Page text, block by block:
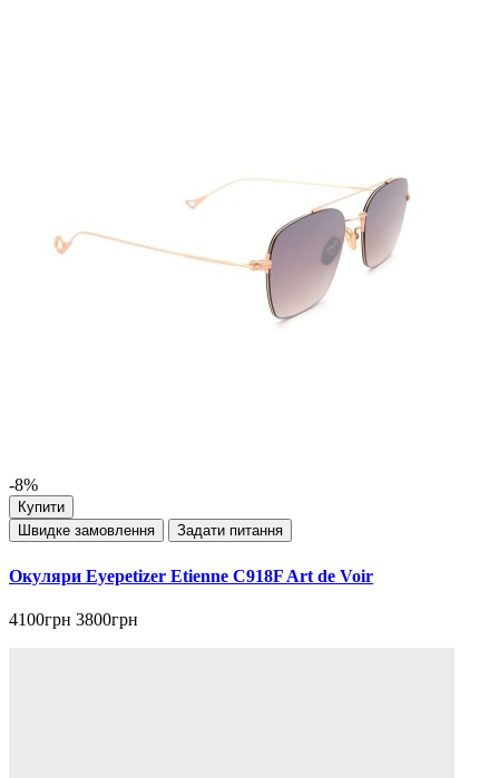
-8%
Купити
Швидке замовлення
Задати питання
Окуляри Eyepetizer Etienne C918F Art de Voir
4100грн 3800грн